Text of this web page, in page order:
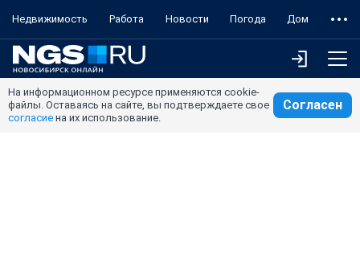
Недвижимость Работа Новости Погода Дом
На информационном ресурсе применяются cookie-
файлы. Оставаясь на сайте, вы подтверждаете свое
согласие на их использование.
Согласен